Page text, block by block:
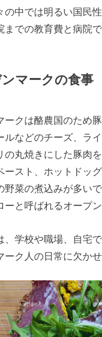
の中では明るい国民
までの教育費と病院
マークの食事
ークは酪農国のため
ルなどのチーズ、ラ
の丸焼きにした豚肉
ースト、ホットドッ
野菜の煮込みが多い
ーと呼ばれるオープ
、学校や職場、自宅
ーク人の日常に欠か